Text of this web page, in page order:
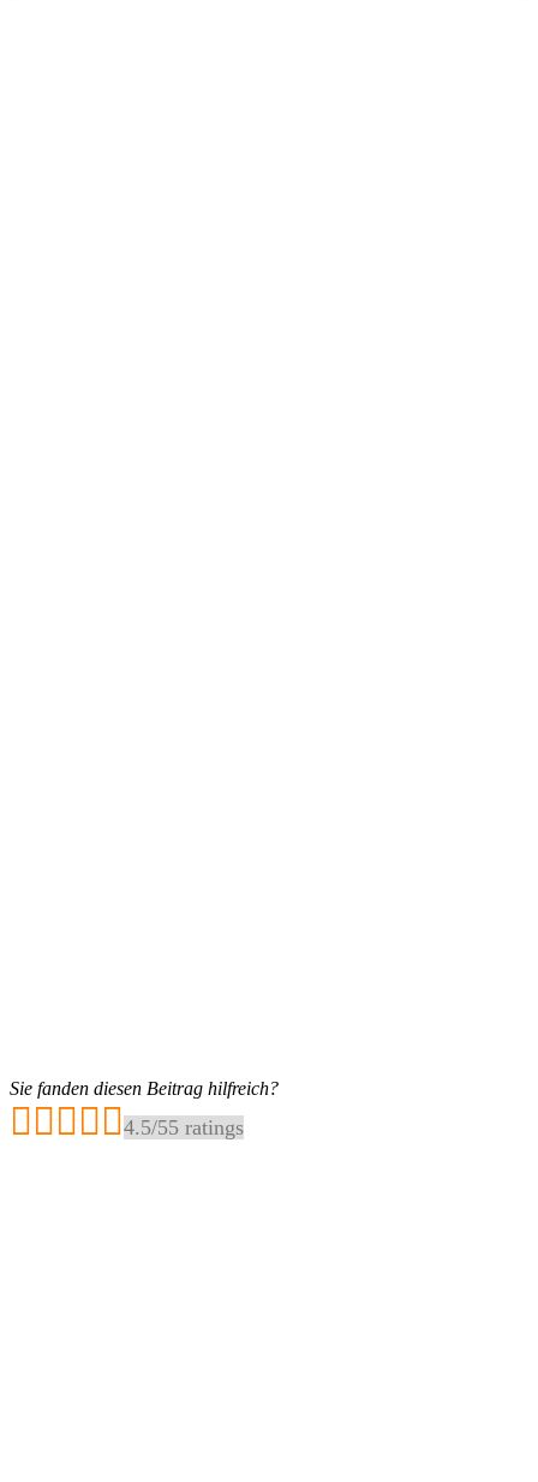
Sie fanden diesen Beitrag hilfreich?
4.5/55 ratings